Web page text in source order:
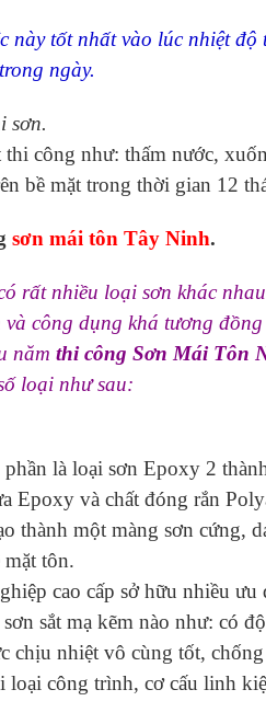
này tốt nhất vào lúc nhiệt độ
ngày.
sơn.
công như: thấm nước,
bề mặt trong thời gian 12
sơn mái tôn Tây Ninh.
rất nhiều loại sơn khác
công dụng khá tương đồng
năm thi công Sơn Mái Tôn
loại như sau:
là loại sơn Epoxy 2
Epoxy và chất đóng rắn
thành một màng sơn cứng,
mặt tôn.
cao cấp sở hữu nhiều ưu
sắt mạ kẽm nào như: có
chịu nhiệt vô cùng tốt, chống
loại công trình, cơ cấu linh